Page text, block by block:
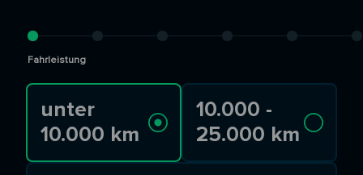
Fahrleistung
unter
10.000 km
10.000 -
25.000 km